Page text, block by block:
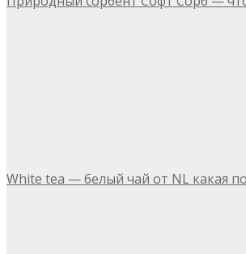
White tea — белый чай от NL какая